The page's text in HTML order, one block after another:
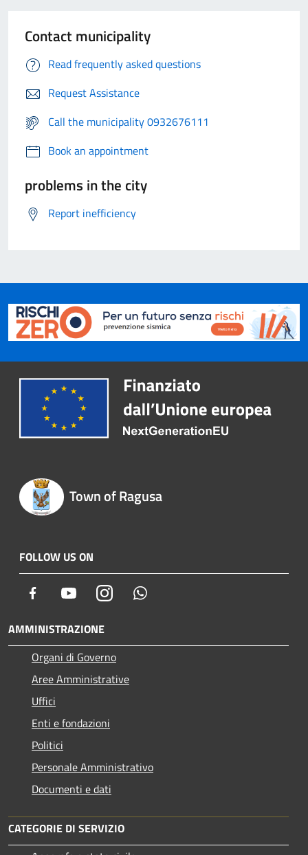
Contact municipality
Read frequently asked questions
Request Assistance
Call the municipality 0932676111
Book an appointment
problems in the city
Report inefficiency
Town of Ragusa
FOLLOW US ON
Facebook YoutubeInstagram
AMMINISTRAZIONE
Organi di Governo
Aree Amministrative
Uffici
Enti e fondazioni
Politici
Personale Amministrativo
Documenti e dati
CATEGORIE DI SERVIZIO